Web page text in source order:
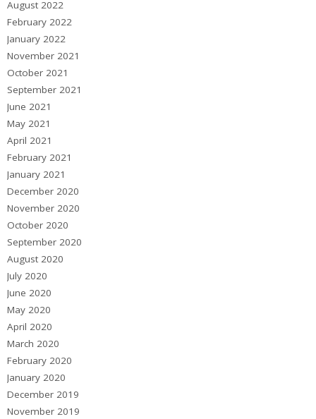
August 2022
February 2022
January 2022
November 2021
October 2021
September 2021
June 2021
May 2021
April 2021
February 2021
January 2021
December 2020
November 2020
October 2020
September 2020
August 2020
July 2020
June 2020
May 2020
April 2020
March 2020
February 2020
January 2020
December 2019
November 2019